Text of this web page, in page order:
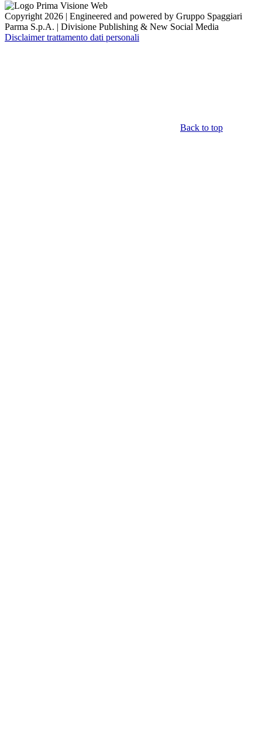
Copyright 2026 | Engineered and powered by Gruppo Spaggiari
Parma S.p.A. | Divisione Publishing & New Social Media
Disclaimer trattamento dati personali
Back to top